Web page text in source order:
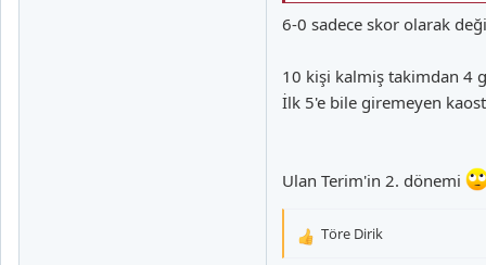
6-0 sadece skor olarak
10 kişi kalmiş takimdan 4
İlk 5'e bile giremeyen
Ulan Terim'in 2. dönemi
T
Töre Dirik